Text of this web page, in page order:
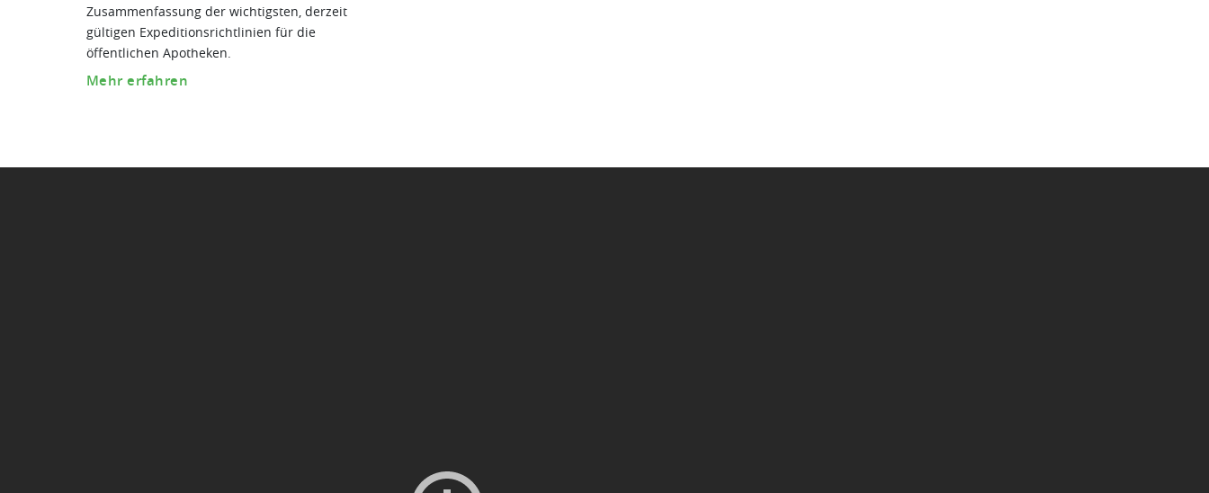
Zusammenfassung der wichtigsten, derzeit
gültigen Expeditionsrichtlinien für die
öffentlichen Apotheken.
Mehr erfahren